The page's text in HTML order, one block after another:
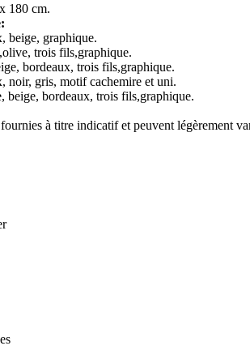
180 cm.
beige, graphique.
trois fils,graphique.
bordeaux, trois fils,graphique.
noir, gris, motif cachemire et uni.
beige, bordeaux, trois fils,graphique.
à titre indicatif et peuvent légèrement